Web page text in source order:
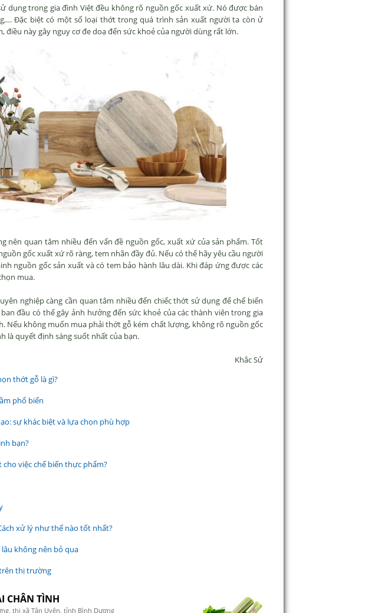
dụng trong gia đình Việt đều không rõ nguồn gốc xuất xứ. Nó được bán
Đặc biệt có một số loại thớt trong quá trình sản xuất người ta còn ử
điều này gây nguy cơ đe doạ đến sức khoẻ của người dùng rất lớn.
nên quan tâm nhiều đến vấn đề nguồn gốc, xuất xứ của sản phẩm. Tốt
gốc xuất xứ rõ ràng, tem nhãn đầy đủ. Nếu có thể hãy yêu cầu người
nguồn gốc sản xuất và có tem bảo hành lâu dài. Khi đáp ứng được các
mua.
nghiệp càng cần quan tâm nhiều đến chiếc thớt sử dụng để chế biến
đầu có thể gây ảnh hưởng đến sức khoẻ của các thành viên trong gia
Nếu không muốn mua phải thớt gỗ kém chất lượng, không rõ nguồn gốc
là quyết định sáng suốt nhất của bạn.
Khắc Sử
thớt gỗ là gì?
phổ biến
sự khác biệt và lựa chọn phù hợp
bạn?
việc chế biến thực phẩm?
xử lý như thế nào tốt nhất?
không nên bỏ qua
thị trường
CHÂN TÌNH
thị xã Tân Uyên, tỉnh Bình Dương